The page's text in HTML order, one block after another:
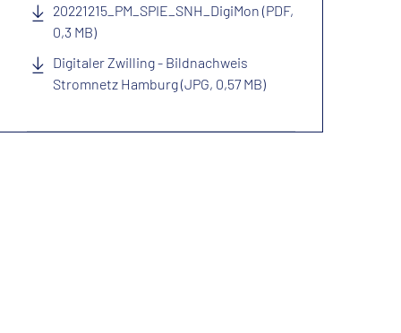
20221215_PM_SPIE_SNH_DigiMon (PDF,
0,3 MB)
Digitaler Zwilling - Bildnachweis
Stromnetz Hamburg (JPG, 0,57 MB)